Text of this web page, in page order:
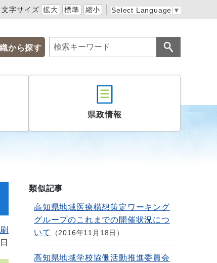
文字サイズ 拡大 標準 縮小 Select Language ▼
から探す
県政情報
類似記事
高知県地域医療構想策定ワーキング
グループのこれまでの開催状況につ
いて
2016年11月18日
高知県地域学校協働活動推進委員会